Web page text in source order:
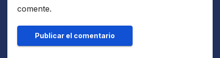
comente.